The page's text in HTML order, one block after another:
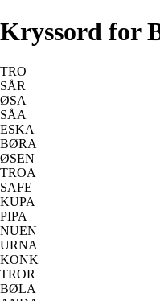
Kryssord for
TRO
SÅR
ØSA
SÅA
ESKA
BØRA
ØSEN
TROA
SAFE
KUPA
PIPA
NUEN
URNA
KONK
TROR
BØLA